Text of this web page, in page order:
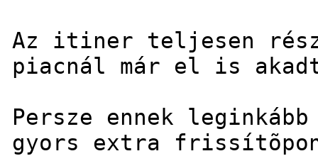
Az itiner teljesen
piacnál már el is
Persze ennek
gyors extra